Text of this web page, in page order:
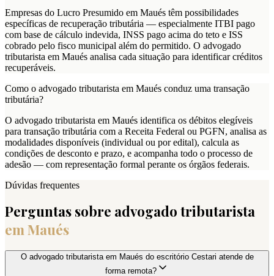
Empresas do Lucro Presumido em Maués têm possibilidades
específicas de recuperação tributária — especialmente ITBI pago
com base de cálculo indevida, INSS pago acima do teto e ISS
cobrado pelo fisco municipal além do permitido. O advogado
tributarista em Maués analisa cada situação para identificar créditos
recuperáveis.
Como o advogado tributarista em Maués conduz uma transação
tributária?
O advogado tributarista em Maués identifica os débitos elegíveis
para transação tributária com a Receita Federal ou PGFN, analisa as
modalidades disponíveis (individual ou por edital), calcula as
condições de desconto e prazo, e acompanha todo o processo de
adesão — com representação formal perante os órgãos federais.
Dúvidas frequentes
Perguntas sobre advogado tributarista
emMaués
O advogado tributarista em Maués do escritório Cestari atende de
forma remota?